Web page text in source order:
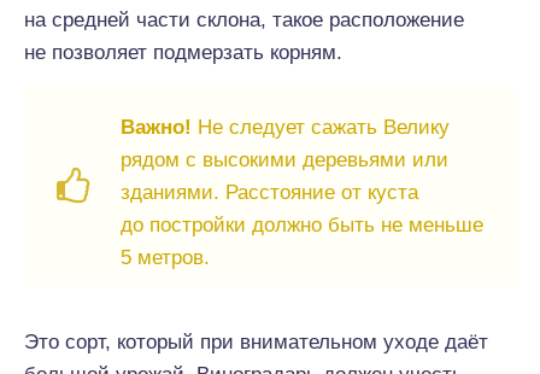
на средней части склона, такое расположение
не позволяет подмерзать корням.
Важно! Не следует сажать Велику
рядом с высокими деревьями или
зданиями. Расстояние от куста
до постройки должно быть не меньше
5 метров.
Это сорт, который при внимательном уходе даёт